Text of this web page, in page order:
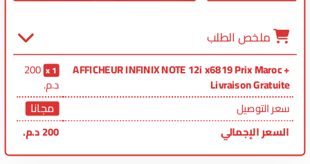
ملخص الطلب
AFFICHEUR INFINIX NOTE 12i x6819 Prix Maroc +
Livraison Gratuite
1
200
د.م.
سعر التوصيل
مجانا
السعر الإجمالي 200د.م.